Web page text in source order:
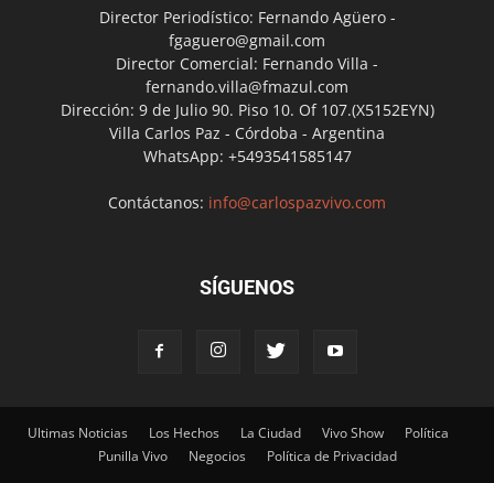
Director Periodístico: Fernando Agüero -
fgaguero@gmail.com
Director Comercial: Fernando Villa -
fernando.villa@fmazul.com
Dirección: 9 de Julio 90. Piso 10. Of 107.(X5152EYN)
Villa Carlos Paz - Córdoba - Argentina
WhatsApp: +5493541585147
Contáctanos: info@carlospazvivo.com
SÍGUENOS
Ultimas Noticias Los Hechos La Ciudad Vivo Show
Política
Punilla Vivo
Negocios Política de Privacidad